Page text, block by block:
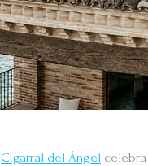
Cigarral del Ángel